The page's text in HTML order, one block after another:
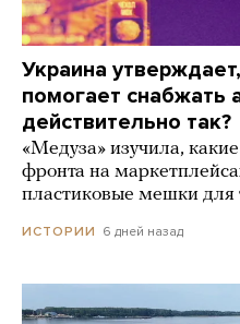
Украина
помогает
действительно так?
«Медуза» изучила,
фронта на
пластиковые мешки для
ИСТОРИИ 6 дней назад